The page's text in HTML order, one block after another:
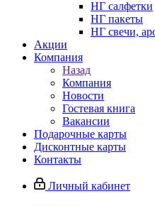
НГ салфетки
НГ пакеты
НГ свечи,
Акции
Компания
Назад
Компания
Новости
Гостевая книга
Вакансии
Подарочные карты
Дисконтные карты
Контакты
Личный кабинет